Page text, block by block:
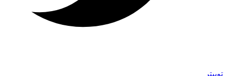
توییتر